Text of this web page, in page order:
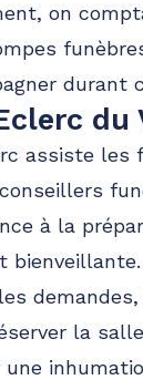
on
durant
assiste
à la
la